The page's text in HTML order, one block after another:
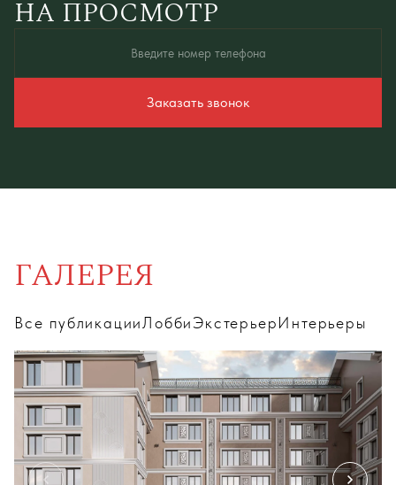
НА ПРОСМОТР
Введите номер телефона
Заказать звонок
Принимаюполитику конфиденциальности
ГАЛЕРЕЯ
Все публикацииЛоббиЭкстерьерИнтерьеры